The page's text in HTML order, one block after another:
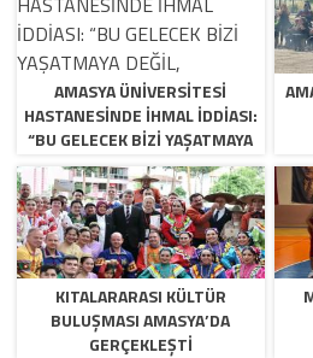
AMASYA ÜNİVERSİTESİ
HASTANESİNDE İHMAL İDDİASI:
“BU GELECEK BİZİ YAŞATMAYA
DEĞİL, ÖLDÜRMEYE GELİYOR!”
KITALARARASI KÜLTÜR
BULUŞMASI AMASYA’DA
GERÇEKLEŞTI